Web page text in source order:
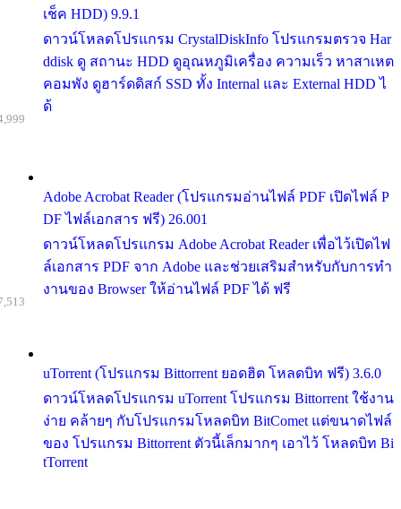
เช็ค HDD) 9.9.1
ดาวน์โหลดโปรแกรม CrystalDiskInfo โปรแกรมตรวจ Har
ddisk ดู สถานะ HDD ดูอุณหภูมิเครื่อง ความเร็ว หาสาเหต
คอมพัง ดูฮาร์ดดิสก์ SSD ทั้ง Internal และ External HDD ไ
ด้
Adobe Acrobat Reader (โปรแกรมอ่านไฟล์ PDF เปิดไฟล์ P
DF ไฟล์เอกสาร ฟรี) 26.001
ดาวน์โหลดโปรแกรม Adobe Acrobat Reader เพื่อไว้เปิดไฟ
ล์เอกสาร PDF จาก Adobe และช่วยเสริมสำหรับกับการทำ
งานของ Browser ให้อ่านไฟล์ PDF ได้ ฟรี
uTorrent (โปรแกรม Bittorrent ยอดฮิต โหลดบิท ฟรี) 3.6.0
ดาวน์โหลดโปรแกรม uTorrent โปรแกรม Bittorrent ใช้งาน
ง่าย คล้ายๆ กับโปรแกรมโหลดบิท BitComet แต่ขนาดไฟล์
ของ โปรแกรม Bittorrent ตัวนี้เล็กมากๆ เอาไว้ โหลดบิท Bi
tTorrent